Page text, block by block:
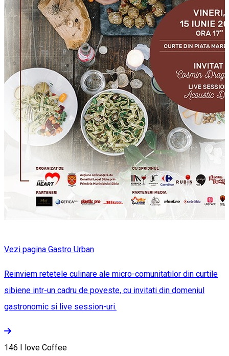
Vezi pagina Gastro Urban
Reinviem retetele culinare ale micro-comunitatilor din curtile
sibiene intr-un cadru de poveste, cu invitati din domeniul
gastronomic si live session-uri.
146 I love Coffee